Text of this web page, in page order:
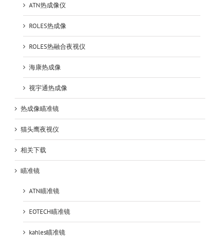
ATN热成像仪
ROLES热成像
ROLES热融合夜视仪
海康热成像
视宇通热成像
热成像瞄准镜
猫头鹰夜视仪
相关下载
瞄准镜
ATN瞄准镜
EOTECH瞄准镜
kahles瞄准镜